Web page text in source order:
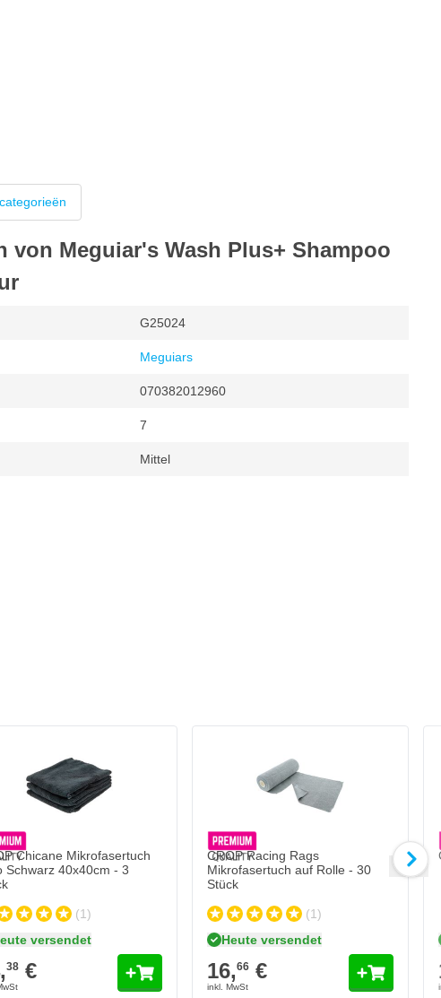
von Meguiar's Wash Plus+ Shampoo
G25024
Meguiars
070382012960
7
Mittel
Chicane Mikrofasertuch
Schwarz 40x40cm - 3
(1)
versendet
38€
CROP Racing Rags
Mikrofasertuch auf Rolle - 30
Stück
(1)
Heute versendet
16,66 €